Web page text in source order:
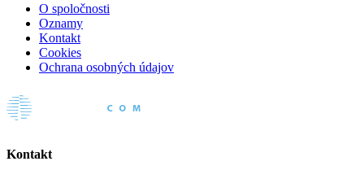
O spoločnosti
Oznamy
Kontakt
Cookies
Ochrana osobných údajov
Kontakt